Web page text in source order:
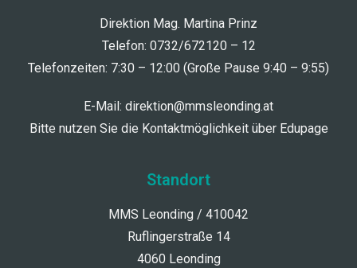
Direktion Mag. Martina Prinz
Telefon: 0732/672120 – 12
Telefonzeiten: 7:30 – 12:00 (Große Pause 9:40 – 9:55)
E-Mail: direktion@mmsleonding.at
Bitte nutzen Sie die Kontaktmöglichkeit über Edupage
Standort
MMS Leonding / 410042
Ruflingerstraße 14
4060 Leonding